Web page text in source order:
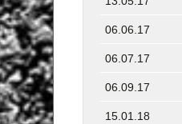
06.06.17
06.07.17
06.09.17
15.01.18